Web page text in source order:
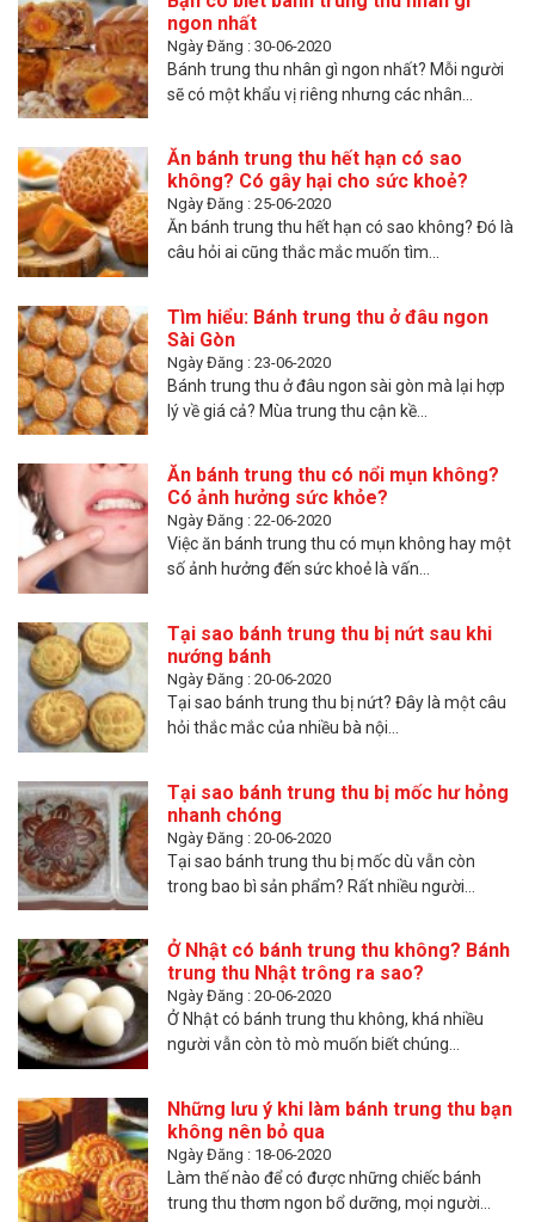
ngon nhất
Ngày Đăng : 30-06-2020
Bánh trung thu nhân gì ngon nhất? Mỗi người
sẽ có một khẩu vị riêng nhưng các nhân...
Ăn bánh trung thu hết hạn có sao
không? Có gây hại cho sức khoẻ?
Ngày Đăng : 25-06-2020
Ăn bánh trung thu hết hạn có sao không? Đó là
câu hỏi ai cũng thắc mắc muốn tìm...
Tìm hiểu: Bánh trung thu ở đâu ngon
Sài Gòn
Ngày Đăng : 23-06-2020
Bánh trung thu ở đâu ngon sài gòn mà lại hợp
lý về giá cả? Mùa trung thu cận kề...
Ăn bánh trung thu có nổi mụn không?
Có ảnh hưởng sức khỏe?
Ngày Đăng : 22-06-2020
Việc ăn bánh trung thu có mụn không hay một
số ảnh hưởng đến sức khoẻ là vấn...
Tại sao bánh trung thu bị nứt sau khi
nướng bánh
Ngày Đăng : 20-06-2020
Tại sao bánh trung thu bị nứt? Đây là một câu
hỏi thắc mắc của nhiều bà nội...
Tại sao bánh trung thu bị mốc hư hỏng
nhanh chóng
Ngày Đăng : 20-06-2020
Tại sao bánh trung thu bị mốc dù vẫn còn
trong bao bì sản phẩm? Rất nhiều người...
Ở Nhật có bánh trung thu không? Bánh
trung thu Nhật trông ra sao?
Ngày Đăng : 20-06-2020
Ở Nhật có bánh trung thu không, khá nhiều
người vẫn còn tò mò muốn biết chúng...
Những lưu ý khi làm bánh trung thu bạn
không nên bỏ qua
Ngày Đăng : 18-06-2020
Làm thế nào để có được những chiếc bánh
trung thu thơm ngon bổ dưỡng, mọi người...